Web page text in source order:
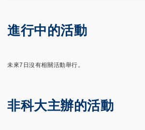
進行中的活動
未來7日沒有相關活動舉行。
非科大主辦的活動